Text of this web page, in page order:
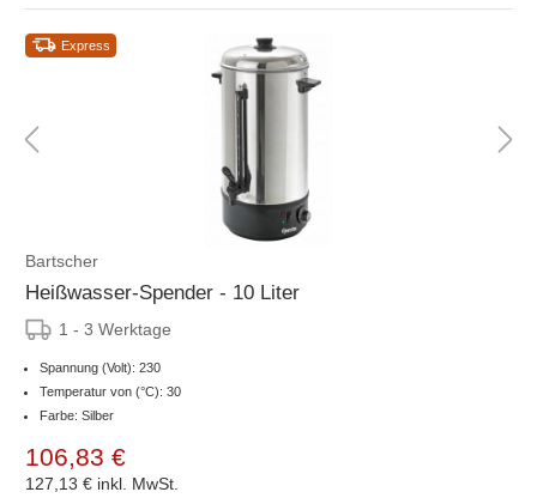
Express
Bartscher
Heißwasser-Spender - 10 Liter
1 - 3 Werktage
Spannung (Volt): 230
Temperatur von (°C): 30
Farbe: Silber
106,83 €
127,13 € inkl. MwSt.